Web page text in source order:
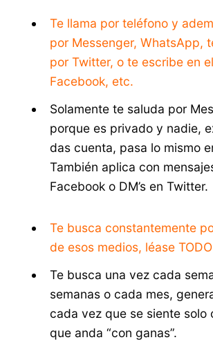
Te llama por teléfono y
por Messenger, WhatsApp,
por Twitter, o te escribe en
Facebook, etc.
Solamente te saluda por
porque es privado y nadie,
das cuenta, pasa lo mismo
También aplica con
Facebook o DM’s en Twitter.
Te busca constantemente
de esos medios, léase
Te busca una vez cada
semanas o cada mes,
cada vez que se siente solo
que anda “con ganas”.